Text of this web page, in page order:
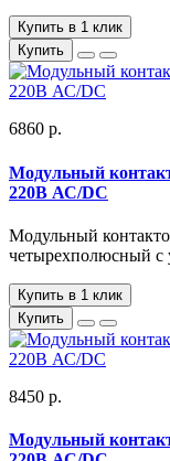
Купить в 1 клик
Купить
6860 р.
Модульный
220В АС/DC
Модульный
четырехполюсный с
Купить в 1 клик
Купить
8450 р.
Модульный